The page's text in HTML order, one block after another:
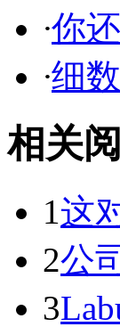
·你
·细
相关
1这
2公
3